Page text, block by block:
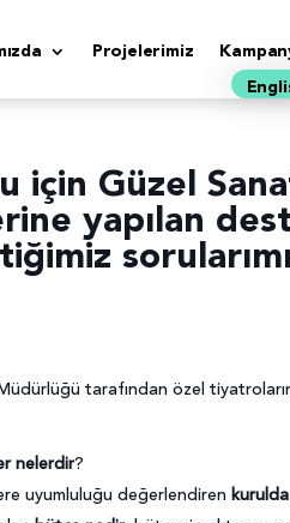
Projelerimiz
için Güzel
yapılan
tarafından özel
nelerdir?
uyumluluğu değerlendiren